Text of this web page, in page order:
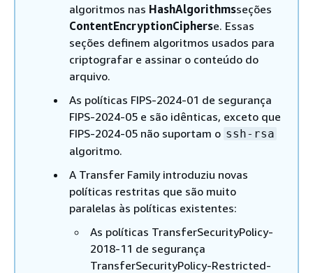
algoritmos nas HashAlgorithmsseções
ContentEncryptionCipherse. Essas
seções definem algoritmos usados para
criptografar e assinar o conteúdo do
arquivo.
As políticas FIPS-2024-01 de segurança
FIPS-2024-05 e são idênticas, exceto que
FIPS-2024-05 não suportam o ssh-rsa
algoritmo.
A Transfer Family introduziu novas
políticas restritas que são muito
paralelas às políticas existentes:
As políticas TransferSecurityPolicy-
2018-11 de segurança
TransferSecurityPolicy-Restricted-